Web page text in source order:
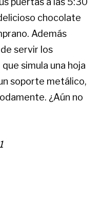
chocolate
Además
servir los
simula una hoja
soporte metálico,
¿Aún no